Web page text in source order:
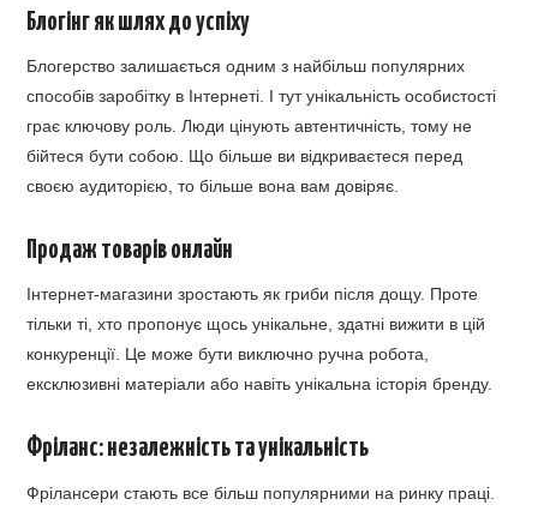
Блогінг як шлях до успіху
Блогерство залишається одним з найбільш популярних
способів заробітку в Інтернеті. І тут унікальність особистості
грає ключову роль. Люди цінують автентичність, тому не
бійтеся бути собою. Що більше ви відкриваєтеся перед
своєю аудиторією, то більше вона вам довіряє.
Продаж товарів онлайн
Інтернет-магазини зростають як гриби після дощу. Проте
тільки ті, хто пропонує щось унікальне, здатні вижити в цій
конкуренції. Це може бути виключно ручна робота,
ексклюзивні матеріали або навіть унікальна історія бренду.
Фріланс: незалежність та унікальність
Фрілансери стають все більш популярними на ринку праці.